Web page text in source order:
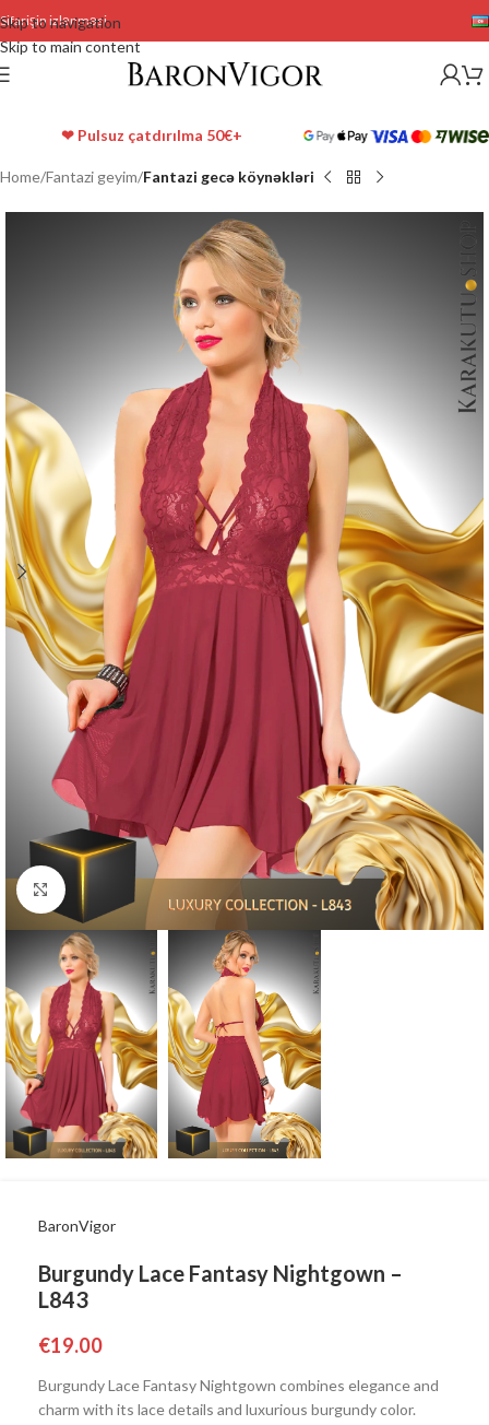
Skip to navigation
Skip to main content
Sifarişin izlənməsi
❤ Pulsuz çatdırılma 50€+
Home Fantazi geyim Fantazi gecə köynəkləri
Click to enlarge
BaronVigor
Burgundy Lace Fantasy Nightgown –
L843
€19.00
Burgundy Lace Fantasy Nightgown combines elegance and
charm with its lace details and luxurious burgundy color.